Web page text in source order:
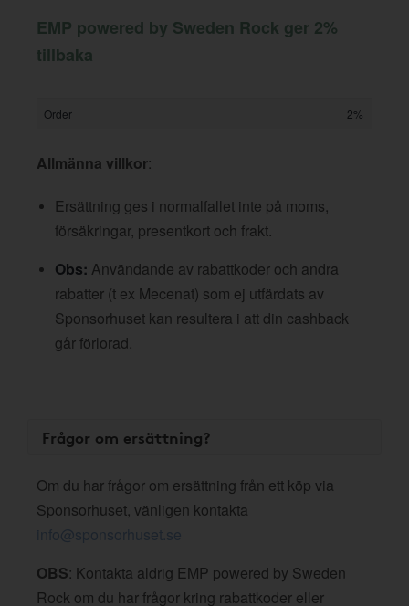
EMP powered by Sweden Rock ger 2%
tillbaka
Order 2%
Allmänna villkor:
Ersättning ges i normalfallet inte på moms,
försäkringar, presentkort och frakt.
Obs: Användande av rabattkoder och andra
rabatter (t ex Mecenat) som ej utfärdats av
Sponsorhuset kan resultera i att din cashback
går förlorad.
Frågor om ersättning?
Om du har frågor om ersättning från ett köp via
Sponsorhuset, vänligen kontakta
info@sponsorhuset.se
OBS: Kontakta aldrig EMP powered by Sweden
Rock om du har frågor kring rabattkoder eller